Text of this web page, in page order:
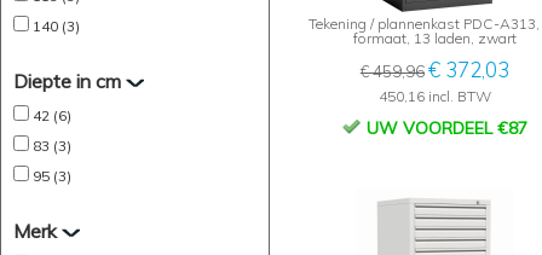
140 (3)
Diepte in cm
42 (6)
83 (3)
95 (3)
Merk
Tekening / plannenkast PDC-
formaat, 13 laden, zwart
€ 459,96€ 372,03
450,16 incl. BTW
UW VOORDEEL €87